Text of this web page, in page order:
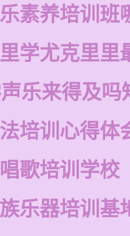
素养培训班
学尤克里里
乐来得及吗
培训心得体
歌培训学校
乐器培训基